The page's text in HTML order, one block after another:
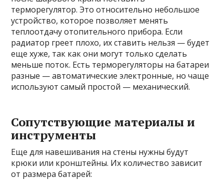
терморегулятор. Это относительно небольшое
устройство, которое позволяет менять
теплоотдачу отопительного прибора. Если
радиатор греет плохо, их ставить нельзя — будет
еще хуже, так как они могут только сделать
меньше поток. Есть терморегуляторы на батареи
разные — автоматические электронные, но чаще
используют самый простой — механический.
Сопутствующие материалы и
инструменты
Еще для навешивания на стены нужны будут
крюки или кронштейны. Их количество зависит
от размера батарей: